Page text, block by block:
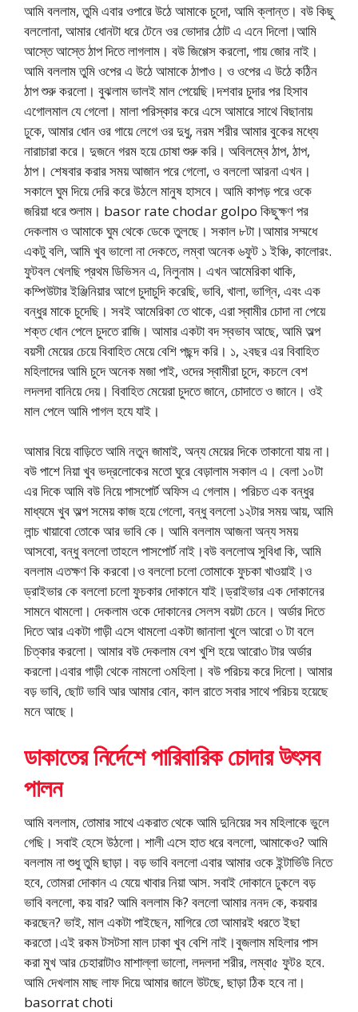
আমি বললাম, তুমি এবার ওপারে উঠে আমাকে চুদো, আমি ক্লান্ত। বউ কিছু
বললোনা, আমার ধোনটা ধরে টেনে ওর ভোদার ঠোট এ এনে দিলো।আমি
আস্তে আস্তে ঠাপ দিতে লাগলাম। বউ জিগ্গেস করলো, গায় জোর নাই।
আমি বললাম তুমি ওপের এ উঠে আমাকে ঠাপাও। ও ওপের এ উঠে কঠিন
ঠাপ শুরু করলো। বুঝলাম ভালই মাল পেয়েছি।দশবার চুদার পর হিসাব
এগোলমাল যে গেলো। মালা পরিস্কার করে এসে আমারে সাথে বিছানায়
ঢুকে, আমার ধোন ওর গায়ে লেগে ওর দুধু, নরম শরীর আমার বুকের মধ্যে
নারাচারা করে। দুজনে গরম হয়ে চোষা শুরু করি। অবিলম্বে ঠাপ, ঠাপ,
ঠাপ। শেষবার করার সময় আজান পরে গেলো, ও বললো আরনা এখন।
সকালে ঘুম দিয়ে দেরি করে উঠলে মানুষ হাসবে। আমি কাপড় পরে ওকে
জরিয়া ধরে শুলাম। basor rate chodar golpo কিছুক্ষণ পর
দেকলাম ও আমাকে ঘুম থেকে ডেকে তুলছে। সকাল ৮টা।আমার সম্মধে
একটু বলি, আমি খুব ভালো না দেকতে, লম্বা অনেক ৬ফুট ১ ইঞ্চি, কালোরং.
ফুটবল খেলছি প্রথম ডিভিসন এ, নিলুনাম। এখন আমেরিকা থাকি,
কম্পিউটার ইঞ্জিনিয়ার আগে চুদাচুদি করেছি, ভাবি, খালা, ভাগ্নি, এবং এক
বন্ধুর মাকে চুদেছি। সবই আমেরিকা তে থাকে, এরা স্বামীর চোদা না পেয়ে
শক্ত ধোন পেলে চুদতে রাজি। আমার একটা বদ স্বভাব আছে, আমি অল্প
বয়সী মেয়ের চেয়ে বিবাহিত মেয়ে বেশি পছন্দ করি। ১, ২বছর এর বিবাহিত
মহিলাদের আমি চুদে অনেক মজা পাই, ওদের স্বামীরা চুদে, কচলে বেশ
লদলদা বানিয়ে দেয়। বিবাহিত মেয়েরা চুদতে জানে, চোদাতে ও জানে। ওই
মাল পেলে আমি পাগল হযে যাই।
আমার বিয়ে বাড়িতে আমি নতুন জামাই, অন্য মেয়ের দিকে তাকানো যায় না।
বউ পাশে নিয়া খুব ভদ্রলোকের মতো ঘুরে বেড়ালাম সকাল এ। বেলা ১০টা
এর দিকে আমি বউ নিয়ে পাসপোর্ট অফিস এ গেলাম। পরিচত এক বন্ধুর
মাধ্যমে খুব অল্প সমেয় কাজ হয়ে গেলো, বন্ধু বললো ১২টার সময় আয়, আমি
লান্চ খায়াবো তোকে আর ভাবি কে। আমি বললাম আজনা অন্য সময়
আসবো, বন্ধু বললো তাহলে পাসপোর্ট নাই।বউ বললোঅ সুবিধা কি, আমি
বললাম এতক্ষণ কি করবো।ও বললো চলো তোমাকে ফুচকা খাওয়াই।ও
ড্রাইভার কে বললো চলো ফুচকার দোকানে যাই।ড্রাইভার এক দোকানের
সামনে থামলো। দেকলাম ওকে দোকানের সেলস বয়টা চেনে। অর্ডার দিতে
দিতে আর একটা গাড়ী এসে থামলো একটা জানালা খুলে আরো ৩ টা বলে
চিত্কার করলো। আমার বউ দেকলাম বেশ খুশি হয়ে আরো৩ টার অর্ডার
করলো।এবার গাড়ী থেকে নামলো ৩মহিলা। বউ পরিচয় করে দিলো। আমার
বড় ভাবি, ছোট ভাবি আর আমার বোন, কাল রাতে সবার সাথে পরিচয় হয়েছে
মনে আছে।
ডাকাতের নির্দেশে পারিবারিক চোদার উৎসব
পালন
আমি বললাম, তোমার সাথে একরাত থেকে আমি দুনিয়ের সব মহিলাকে ভুলে
গেছি। সবাই হেসে উঠলো। শালী এসে হাত ধরে বললো, আমাকেও? আমি
বললাম না শুধু তুমি ছাড়া। বড় ভাবি বললো এবার আমার ওকে ইন্টার্ভিউ নিতে
হবে, তোমরা দোকান এ যেয়ে খাবার নিয়া আস. সবাই দোকানে ঢুকলে বড়
ভাবি বললো, কয় বার? আমি বললাম কি? বললো আমার ননদ কে, কয়বার
করছেন? ভাই, মাল একটা পাইছেন, মাগিরে তো আমারই ধরতে ইছা
করতো।এই রকম টসটসা মাল ঢাকা খুব বেশি নাই।বুজলাম মহিলার পাস
করা মুখ আর চেহারাটাও মাশাল্লা ভালো, লদলদা শরীর, লম্বা৫ ফুট৪ হবে.
আমি দেখলাম মাছ লাফ দিয়ে আমার জালে উটছে, ছাড়া ঠিক হবে না।
basorrat choti